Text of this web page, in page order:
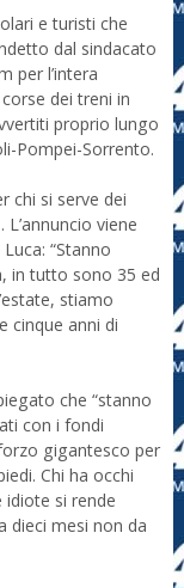
e turisti che
dal sindacato
per l’intera
dei treni in
proprio lungo
Pompei-Sorrento.
chi si serve dei
viene
“Stanno
in tutto sono 35 ed
stiamo
cinque anni di
che “stanno
con i fondi
gigantesco per
Chi ha occhi
si rende
dieci mesi non da